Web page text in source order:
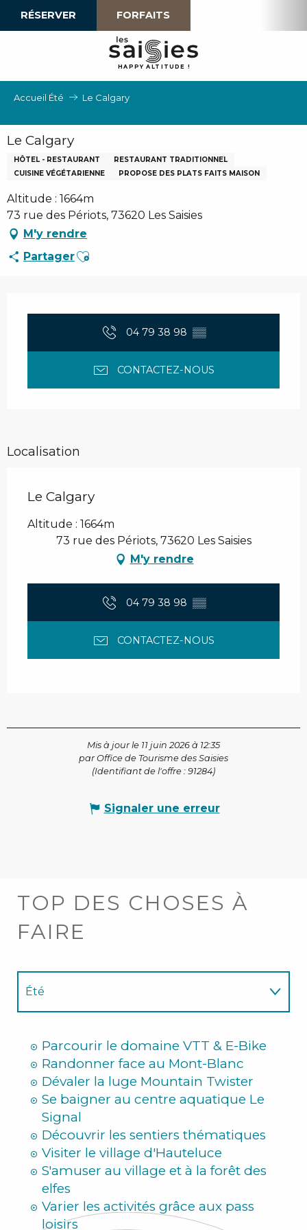
RÉSERVER FORFAITS
HAPPY ALTI TU D E !
Accueil Été Le Calgary
Le Calgary
HÔTEL - RESTAURANT
RESTAURANT TRADITIONNEL
CUISINE VÉGÉTARIENNE
PROPOSE DES PLATS FAITS MAISON
Altitude : 1664m
73 rue des Périots, 73620 Les Saisies
M'y rendre
PartagerAjouter aux favoris
04 79 38 98 ▒▒
CONTACTEZ-NOUS
Localisation
Le Calgary
Altitude : 1664m
73 rue des Périots, 73620 Les Saisies
M'y rendre
04 79 38 98 ▒▒
CONTACTEZ-NOUS
Mis à jour le 11 juin 2026 à 12:35
par Office de Tourisme des Saisies
(Identifiant de l'offre : 91284)
Signaler une erreur
TOP DES CHOSES À
FAIRE
Été
Parcourir le domaine VTT & E-Bike
Randonner face au Mont-Blanc
Dévaler la luge Mountain Twister
Se baigner au centre aquatique Le
Signal
Découvrir les sentiers thématiques
Visiter le village d'Hauteluce
S'amuser au village et à la forêt des
elfes
Varier les activités grâce aux pass
loisirs